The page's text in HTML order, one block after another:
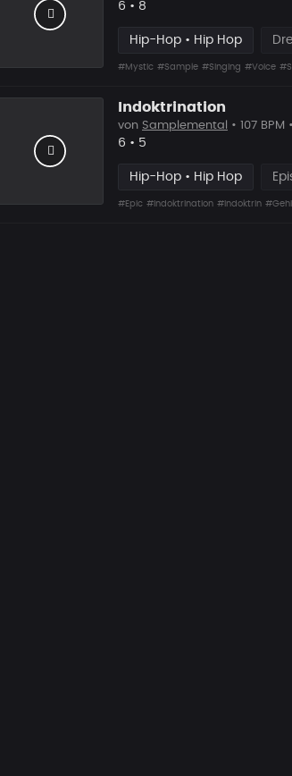
Likes
6 • Vorgeschlagen
8
Hip-Hop • Hip Hop
#Mystic #Sample #Singing #Voice
Indoktrination
von Samplemental • 107 BPM
Likes
6 • Vorgeschlagen
5
Hip-Hop • Hip Hop
#Epic #Indoktrination #Indoktrin